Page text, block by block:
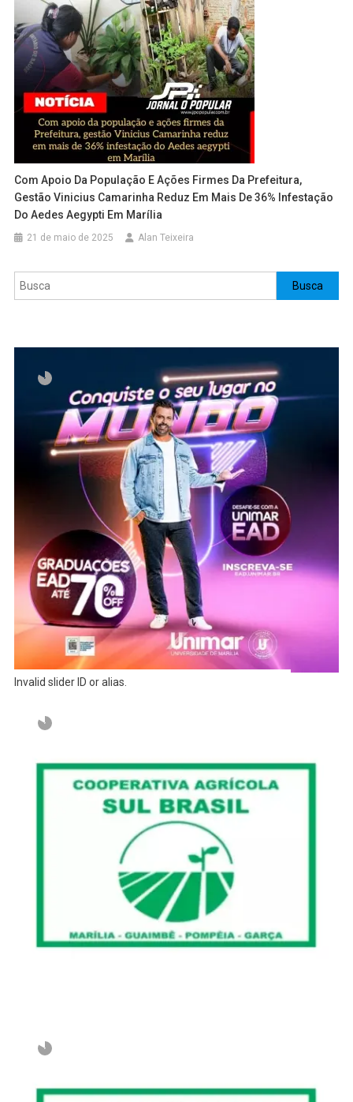
Com Apoio Da População E Ações Firmes Da Prefeitura,
Gestão Vinicius Camarinha Reduz Em Mais De 36% Infestação
Do Aedes Aegypti Em Marília
21 de maio de 2025 Alan Teixeira
Pesquisar Busca
Invalid slider ID or alias.